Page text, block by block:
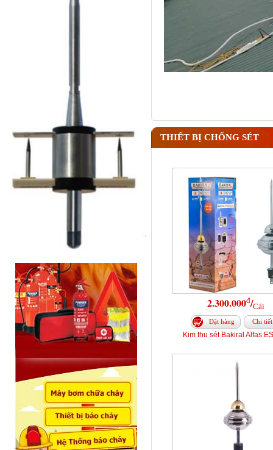
THIẾT BỊ CHỐNG SÉT
2.300.000đ/Cái
Đặt hàng Chi tiết
Kim thu sét Bakiral Alfas